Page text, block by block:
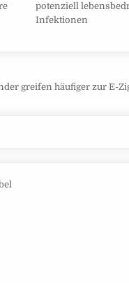
potenziell
Infektionen
greifen häufiger zur E-